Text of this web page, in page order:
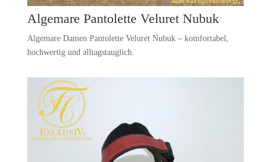
Algemare Pantolette Veluret Nubuk
Algemare Damen Pantolette Veluret Nubuk – komfortabel,
hochwertig und alltagstauglich.